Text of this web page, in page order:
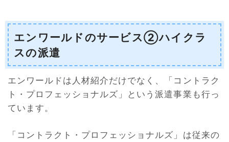
エンワールドのサービス②ハイクラ
スの派遣
エンワールドは人材紹介だけでなく、「コントラク
ト・プロフェッショナルズ」という派遣事業も行っ
ています。
「コントラクト・プロフェッショナルズ」は従来の